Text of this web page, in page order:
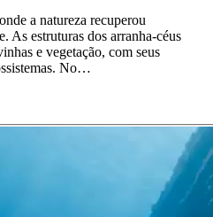
a natureza recuperou
As estruturas dos arranha-céus
e vegetação, com seus
No…